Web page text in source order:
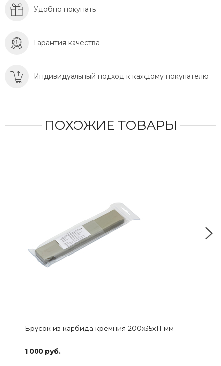
Удобно покупать
Гарантия качества
Индивидуальный подход к каждому покупателю
ПОХОЖИЕ ТОВАРЫ
Брусок из карбида кремния 200х35х11 мм
1 000 руб.